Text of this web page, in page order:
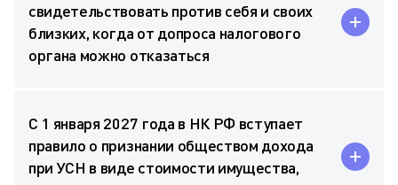
свидетельствовать против себя и своих
близких, когда от допроса налогового
органа можно отказаться
С 1 января 2027 года в НК РФ вступает
правило о признании обществом дохода
при УСН в виде стоимости имущества,